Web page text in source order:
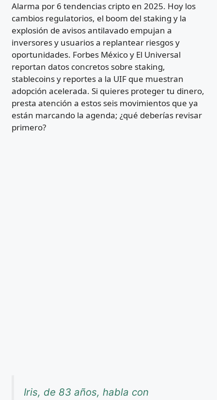
Alarma por 6 tendencias cripto en 2025. Hoy los
cambios regulatorios, el boom del staking y la
explosión de avisos antilavado empujan a
inversores y usuarios a replantear riesgos y
oportunidades. Forbes México y El Universal
reportan datos concretos sobre staking,
stablecoins y reportes a la UIF que muestran
adopción acelerada. Si quieres proteger tu dinero,
presta atención a estos seis movimientos que ya
están marcando la agenda; ¿qué deberías revisar
primero?
Iris, de 83 años, habla con